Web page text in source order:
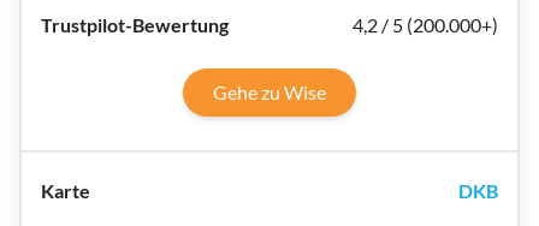
4,2 / 5 (200.000+)
Gehe zu Wise
DKB